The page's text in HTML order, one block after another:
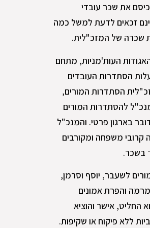
את שכר עובדי
זכאים לדעת למשל כמה
שכרה של המזכ"לית.
העות'מניות, מתחם
הסתדרות העובדים
הסתדרות המורים,
להסתדרות המורים
בארגון פרטי. והמנכ"ל
קרובי משפחה ומקורבים
בשכר.
לשעבר, יוסף וסרמן,
והפרת אמונים
החליט, אישר והוציא
ללא פיקוח או שקיפות.